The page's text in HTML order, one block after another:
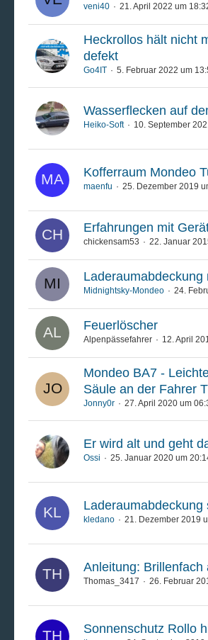
veni40 21. April 2022 um
Heckrollos hält nicht
defekt
Go4IT 5. Februar 2022 um
Wasserflecken auf
Heiko-Soft 10. September
Kofferraum Mondeo
maenfu 25. Dezember 2019
Erfahrungen mit
chickensam53 22. Januar
Laderaumabdeckung
Midnightsky-Mondeo 24.
Feuerlöscher
Alpenpässefahrer 12. April
Mondeo BA7 -
Säule an der Fahrer
Jonny0r 27. April 2020 um
Er wird alt und geht
Ossi 25. Januar 2020 um
Laderaumabdeckung
kledano 21. Dezember 2019
Anleitung:
Thomas_3417 26. Februar
Sonnenschutz Rollo